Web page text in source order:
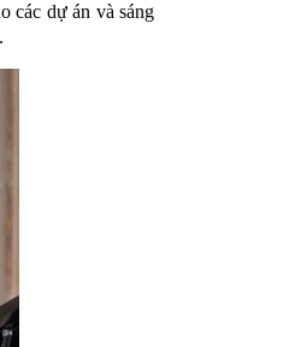
các dự án và sáng